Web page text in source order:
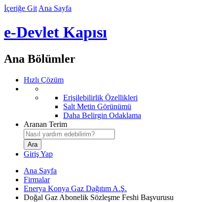
İçeriğe Git Ana Sayfa
e-Devlet Kapısı
Ana Bölümler
Hızlı Çözüm
Erişilebilirlik Özellikleri
Salt Metin Görünümü
Daha Belirgin Odaklama
Aranan Terim
Giriş Yap
Ana Sayfa
Firmalar
Enerya Konya Gaz Dağıtım A.Ş.
Doğal Gaz Abonelik Sözleşme Feshi Başvurusu